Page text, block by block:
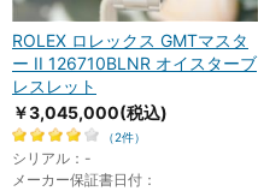
ROLEX ロレックス GMTマスタ
ー II 126710BLNR オイスターブ
レスレット
￥3,045,000(税込)
（2件）
シリアル：-
メーカー保証書日付：